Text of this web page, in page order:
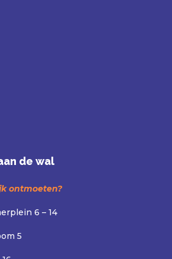
de wal
ontmoeten?
6 – 14
5